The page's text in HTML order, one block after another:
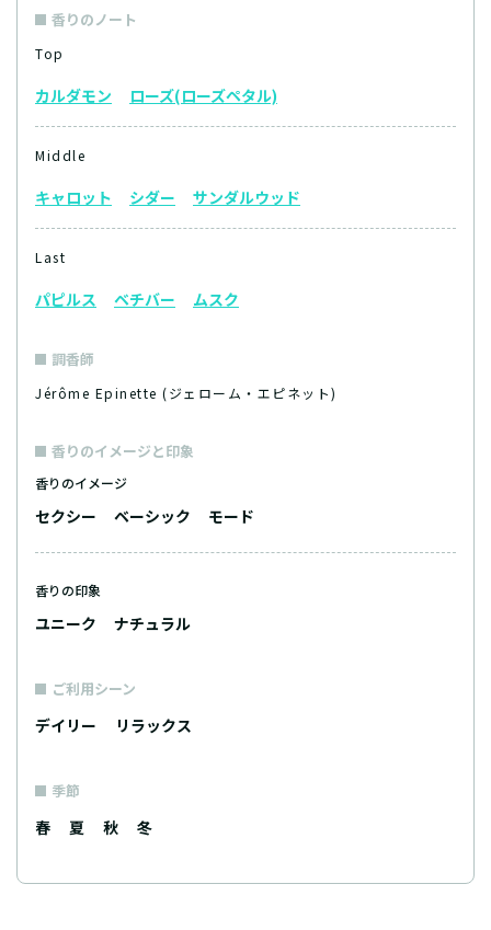
香りのノート
Top
カルダモン ローズ(ローズペタル)
Middle
キャロット シダー サンダルウッド
Last
パピルス ベチバー ムスク
調香師
Jérôme Epinette (ジェローム・エピネット)
香りのイメージと印象
香りのイメージ
セクシー ベーシック モード
香りの印象
ユニーク ナチュラル
ご利用シーン
デイリー リラックス
季節
春 夏 秋 冬